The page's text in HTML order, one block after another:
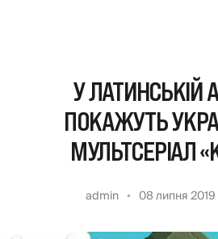
У ЛАТИНСЬКІЙ
ПОКАЖУТЬ
МУЛЬТСЕРІАЛ
admin 08 липня 2019